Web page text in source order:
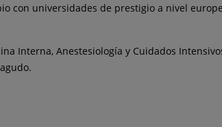
con universidades de prestigio a nivel
Interna, Anestesiología y Cuidados